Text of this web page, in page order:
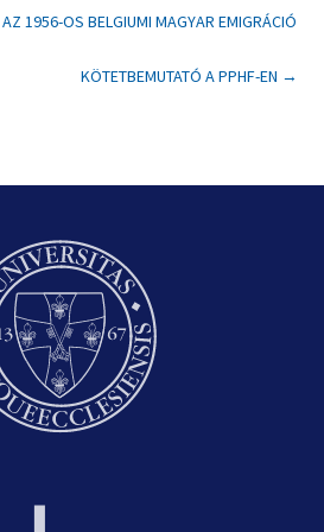
1956-OS BELGIUMI MAGYAR EMIGRÁCIÓ
KÖTETBEMUTATÓ A PPHF-EN →